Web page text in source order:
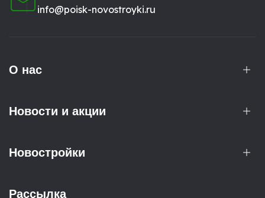
info@poisk-novostroyki.ru
О нас
Новости и акции
Новостройки
Рассылка